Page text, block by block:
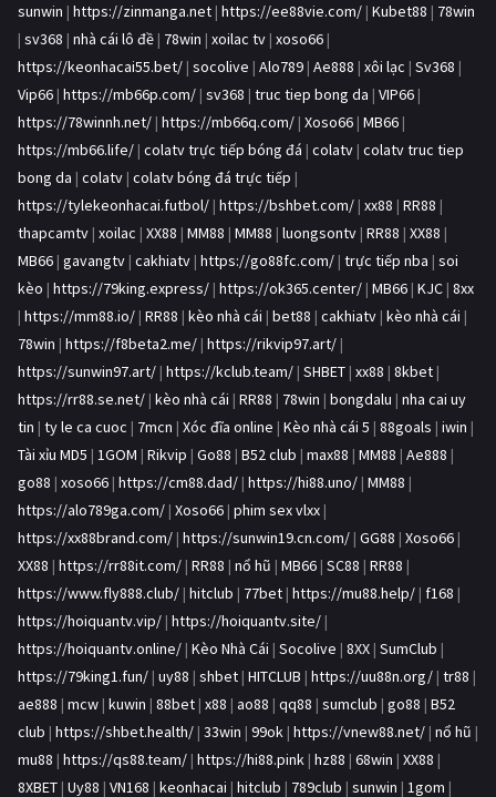
sunwin | https://zinmanga.net | https://ee88vie.com/ | Kubet88 | 78win
| sv368 | nhà cái lô đề | 78win | xoilac tv | xoso66 |
https://keonhacai55.bet/ | socolive | Alo789 | Ae888 | xôi lạc | Sv368 |
Vip66 | https://mb66p.com/ | sv368 | truc tiep bong da | VIP66 |
https://78winnh.net/ | https://mb66q.com/ | Xoso66 | MB66 |
https://mb66.life/ | colatv trực tiếp bóng đá | colatv | colatv truc tiep
bong da | colatv | colatv bóng đá trực tiếp |
https://tylekeonhacai.futbol/ | https://bshbet.com/ | xx88 | RR88 |
thapcamtv | xoilac | XX88 | MM88 | MM88 | luongsontv | RR88 | XX88 |
MB66 | gavangtv | cakhiatv | https://go88fc.com/ | trực tiếp nba | soi
kèo | https://79king.express/ | https://ok365.center/ | MB66 | KJC | 8xx
| https://mm88.io/ | RR88 | kèo nhà cái | bet88 | cakhiatv | kèo nhà cái |
78win | https://f8beta2.me/ | https://rikvip97.art/ |
https://sunwin97.art/ | https://kclub.team/ | SHBET | xx88 | 8kbet |
https://rr88.se.net/ | kèo nhà cái | RR88 | 78win | bongdalu | nha cai uy
tin | ty le ca cuoc | 7mcn | Xóc đĩa online | Kèo nhà cái 5 | 88goals | iwin |
Tài xỉu MD5 | 1GOM | Rikvip | Go88 | B52 club | max88 | MM88 | Ae888 |
go88 | xoso66 | https://cm88.dad/ | https://hi88.uno/ | MM88 |
https://alo789ga.com/ | Xoso66 | phim sex vlxx |
https://xx88brand.com/ | https://sunwin19.cn.com/ | GG88 | Xoso66 |
XX88 | https://rr88it.com/ | RR88 | nổ hũ | MB66 | SC88 | RR88 |
https://www.fly888.club/ | hitclub | 77bet | https://mu88.help/ | f168 |
https://hoiquantv.vip/ | https://hoiquantv.site/ |
https://hoiquantv.online/ | Kèo Nhà Cái | Socolive | 8XX | SumClub |
https://79king1.fun/ | uy88 | shbet | HITCLUB | https://uu88n.org/ | tr88 |
ae888 | mcw | kuwin | 88bet | x88 | ao88 | qq88 | sumclub | go88 | B52
club | https://shbet.health/ | 33win | 99ok | https://vnew88.net/ | nổ hũ |
mu88 | https://qs88.team/ | https://hi88.pink | hz88 | 68win | XX88 |
8XBET | Uy88 | VN168 | keonhacai | hitclub | 789club | sunwin | 1gom |